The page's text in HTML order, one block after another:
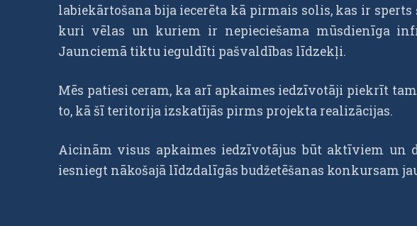
labiekārtošana bija iecerēta kā pirmais solis, kas ir
kuri vēlas un kuriem ir nepieciešama mūsdienīga
Jaunciemā tiktu ieguldīti pašvaldības līdzekļi.
Mēs patiesi ceram, ka arī apkaimes iedzīvotāji piekrīt
to, kā šī teritorija izskatījās pirms projekta realizācijas.
Aicinām visus apkaimes iedzīvotājus būt aktīviem un
iesniegt nākošajā līdzdalīgās budžetēšanas konkursam